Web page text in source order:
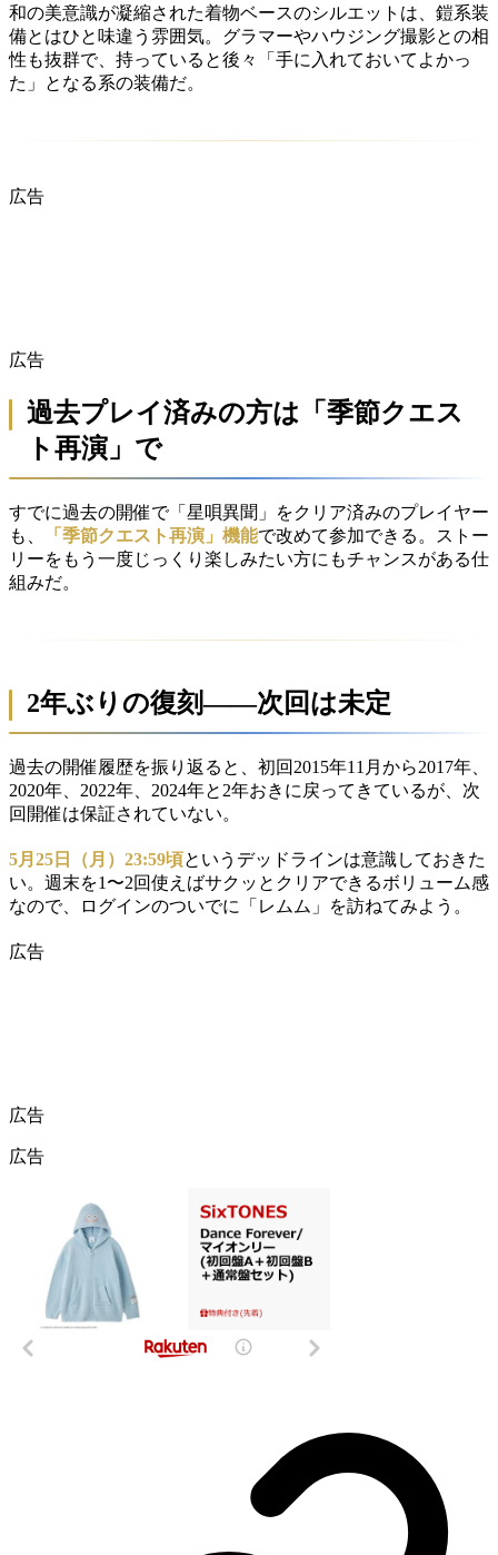
和の美意識が凝縮された着物ベースのシルエットは、鎧系装
備とはひと味違う雰囲気。グラマーやハウジング撮影との相
性も抜群で、持っていると後々「手に入れておいてよかっ
た」となる系の装備だ。
広告
広告
過去プレイ済みの方は「季節クエス
ト再演」で
すでに過去の開催で「星唄異聞」をクリア済みのプレイヤー
も、
「季節クエスト再演」機能で改めて参加できる。ストー
リーをもう一度じっくり楽しみたい方にもチャンスがある仕
組みだ。
2年ぶりの復刻——次回は未定
過去の開催履歴を振り返ると、初回2015年11月から2017年、
2020年、2022年、2024年と2年おきに戻ってきているが、次
回開催は保証されていない。
5月25日（月）23:59頃というデッドラインは意識しておきた
い。週末を1〜2回使えばサクッとクリアできるボリューム感
なので、ログインのついでに「レムム」を訪ねてみよう。
広告
広告
広告